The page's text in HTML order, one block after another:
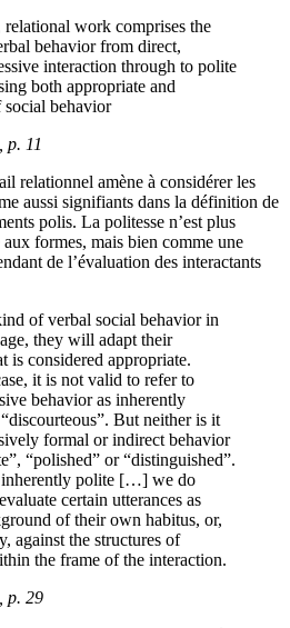
work comprises the
behavior from direct,
interaction through to polite
both appropriate and
behavior
p. 11
relationnel amène à considérer les
aussi signifiants dans la définition de
polis. La politesse n’est plus
formes, mais bien comme une
de l’évaluation des interactants
of verbal social behavior in
they will adapt their
is considered appropriate.
it is not valid to refer to
behavior as inherently
But neither is it
formal or indirect behavior
“polished” or “distinguished”.
inherently polite […] we do
certain utterances as
of their own habitus, or,
against the structures of
the frame of the interaction.
p. 29